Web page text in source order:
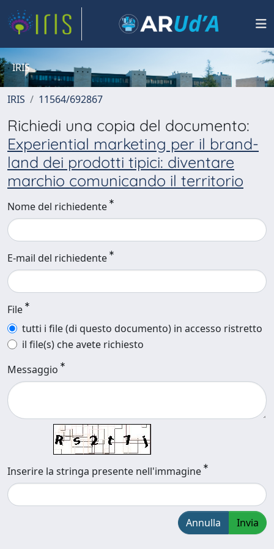
IRIS
IRIS 11564/692867
Richiedi una copia del documento:
Experiential marketing per il brand-
land dei prodotti tipici: diventare
marchio comunicando il territorio
Nome del richiedente
E-mail del richiedente
File
tutti i file (di questo documento) in accesso ristretto
il file(s) che avete richiesto
Messaggio
Inserire la stringa presente nell'immagine
Annulla Invia